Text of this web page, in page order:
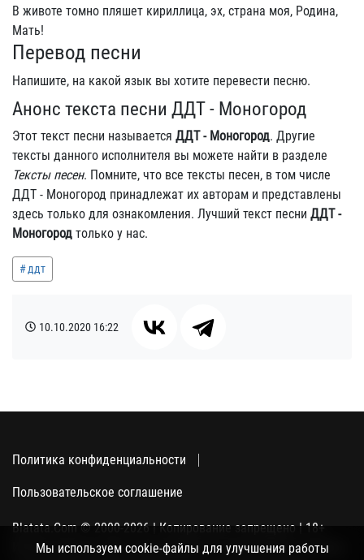
В животе томно пляшет кириллица, эх, страна моя, Родина,
Мать!
Перевод песни
Напишите, на какой язык вы хотите перевести песню.
Анонс текста песни ДДТ - Моногород
Этот текст песни называется ДДТ - Моногород. Другие
тексты данного исполнителя вы можете найти в разделе
Тексты песен. Помните, что все тексты песен, в том числе
ДДТ - Моногород принадлежат их авторам и представлены
здесь только для ознакомления. Лучший текст песни ДДТ -
Моногород только у нас.
ддт
10.10.2020 16:22
Политика конфиденциальности
Пользовательское соглашение
Blatata.Com © 2000-2026 | Копирование запрещено | 18+
Использование сайта подразумевает ваше полное согласие
Мы используем cookie-файлы для улучшения работы